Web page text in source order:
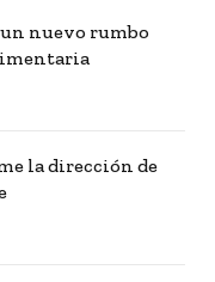
un nuevo rumbo
la dirección de